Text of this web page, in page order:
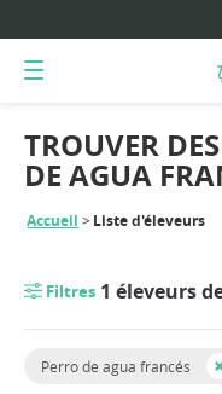
Accueil Liste d'éleveurs
TROUVER
DE AGUA
Filtres 1 éleveurs
Perro de agua francés